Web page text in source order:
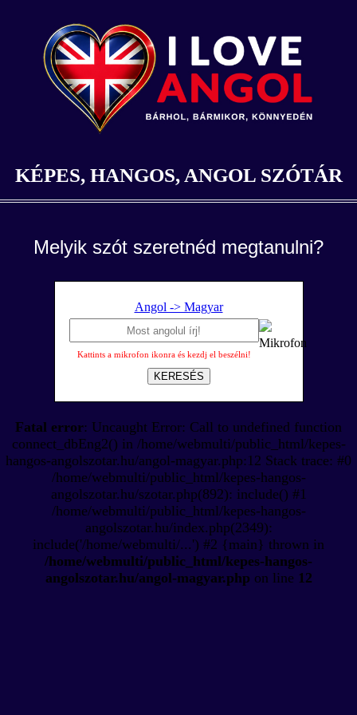
KÉPES, HANGOS, ANGOL SZÓTÁR
Melyik szót szeretnéd megtanulni?
Angol -> Magyar
Kattints a mikrofon ikonra és kezdj el beszélni!
KERESÉS
Fatal error: Uncaught Error: Call to undefined function
connect_dbEng2() in /home/webmulti/public_html/kepes-
hangos-angolszotar.hu/angol-magyar.php:12 Stack trace: #0
/home/webmulti/public_html/kepes-hangos-
angolszotar.hu/szotar.php(892): include() #1
/home/webmulti/public_html/kepes-hangos-
angolszotar.hu/index.php(2349):
include('/home/webmulti/...') #2 {main} thrown in
/home/webmulti/public_html/kepes-hangos-
angolszotar.hu/angol-magyar.php on line 12